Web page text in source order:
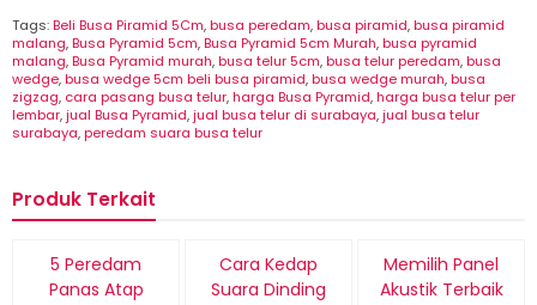
Tags:Beli Busa Piramid 5Cm,busa peredam,busa piramid,busa piramid
malang,Busa Pyramid 5cm,Busa Pyramid 5cm Murah,busa pyramid
malang,Busa Pyramid murah,busa telur 5cm,busa telur peredam,busa
wedge,busa wedge 5cm beli busa piramid,busa wedge murah,busa
zigzag, cara pasang busa telur,harga Busa Pyramid,harga busa telur per
lembar,jual Busa Pyramid,jual busa telur di surabaya,jual busa telur
surabaya,peredam suara busa telur
Produk Terkait
5 Peredam
Panas Atap
Cara Kedap
Suara Dinding
Memilih Panel
Akustik Terbaik